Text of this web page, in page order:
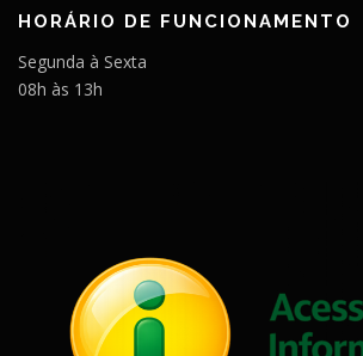
HORÁRIO DE FUNCIONAMENTO
Segunda à Sexta
08h às 13h